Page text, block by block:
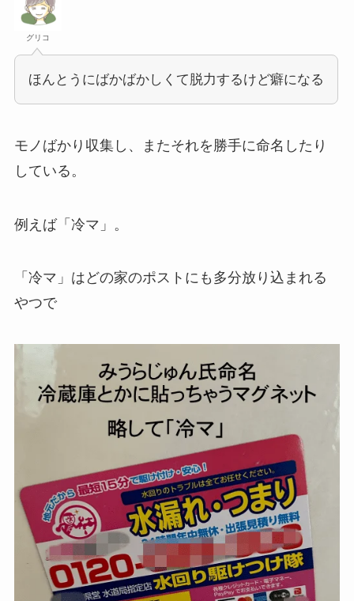
グリコ
ほんとうにばかばかしくて脱力するけど癖になる
モノばかり収集し、またそれを勝手に命名したり
している。
例えば「冷マ」。
「冷マ」はどの家のポストにも多分放り込まれる
やつで